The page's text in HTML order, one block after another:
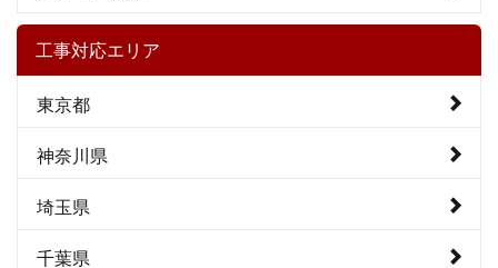
工事対応エリア
東京都
神奈川県
埼玉県
千葉県